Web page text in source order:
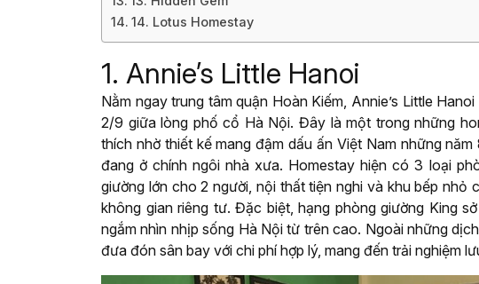
14. Lotus Homestay
1. Annie’s Little Hanoi
Nằm ngay trung tâm quận Hoàn Kiếm, Annie’s Little
2/9 giữa lòng phố cổ Hà Nội. Đây là một trong những
thích nhờ thiết kế mang đậm dấu ấn Việt Nam những
đang ở chính ngôi nhà xưa. Homestay hiện có 3 loại
giường lớn cho 2 người, nội thất tiện nghi và khu bếp nhỏ
không gian riêng tư. Đặc biệt, hạng phòng giường King
ngắm nhìn nhịp sống Hà Nội từ trên cao. Ngoài những
đưa đón sân bay với chi phí hợp lý, mang đến trải nghiệm